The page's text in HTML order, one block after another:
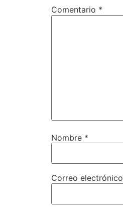
Comentario *
Nombre *
Correo electrónico